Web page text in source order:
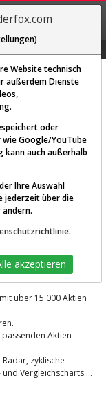
REGIS-
TRIEREN
für
von
über 15.000 Aktien
Aktien
zyklische
Vergleichscharts....
Website technisch
außerdem Dienste
oder
Google/YouTube
kann auch außerhalb
Ihre Auswahl
jederzeit über die
.
akzeptieren